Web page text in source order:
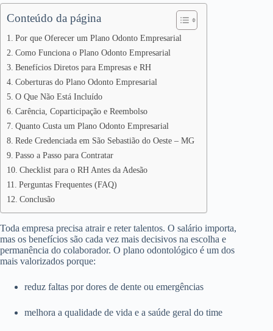
Conteúdo da página
Por que Oferecer um Plano Odonto Empresarial
Como Funciona o Plano Odonto Empresarial
Benefícios Diretos para Empresas e RH
Coberturas do Plano Odonto Empresarial
O Que Não Está Incluído
Carência, Coparticipação e Reembolso
Quanto Custa um Plano Odonto Empresarial
Rede Credenciada em São Sebastião do Oeste – MG
Passo a Passo para Contratar
Checklist para o RH Antes da Adesão
Perguntas Frequentes (FAQ)
Conclusão
Toda empresa precisa atrair e reter talentos. O salário importa,
mas os benefícios são cada vez mais decisivos na escolha e
permanência do colaborador. O plano odontológico é um dos
mais valorizados porque:
reduz faltas por dores de dente ou emergências
melhora a qualidade de vida e a saúde geral do time